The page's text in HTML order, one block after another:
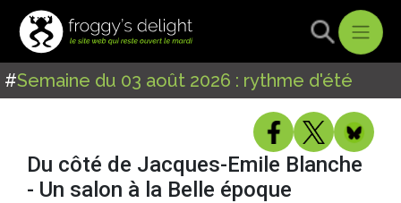
#Semaine du 03 août 2026 : rythme d'été
Du côté de Jacques-Emile Blanche
- Un salon à la Belle époque